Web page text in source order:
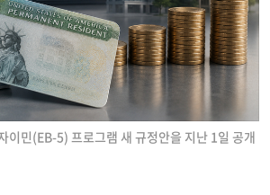
이민(EB-5) 프로그램 새 규정안을 지난 1일 공개